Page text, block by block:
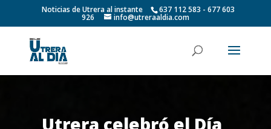
Noticias de Utrera al instante 637 112 583 - 677 603
926 info@utreraaldia.com
Utrera celebró el Día